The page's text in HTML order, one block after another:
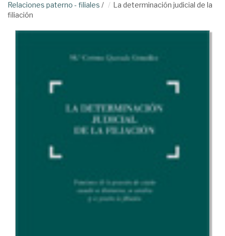
Relaciones paterno - filiales /
La determinación judicial de la
filiación